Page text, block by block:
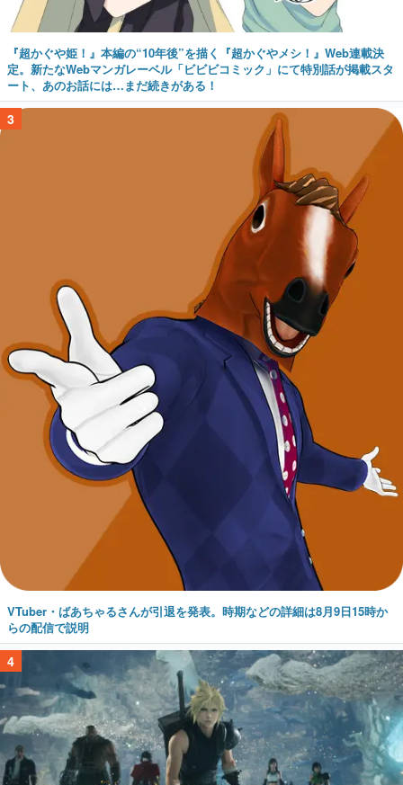
『超かぐや姫！』本編の“10年後”を描く『超かぐやメシ！』Web連載決
定。新たなWebマンガレーベル「ビビビコミック」にて特別話が掲載スタ
ート、あのお話には…まだ続きがある！
3
VTuber・ばあちゃるさんが引退を発表。時期などの詳細は8月9日15時か
らの配信で説明
4